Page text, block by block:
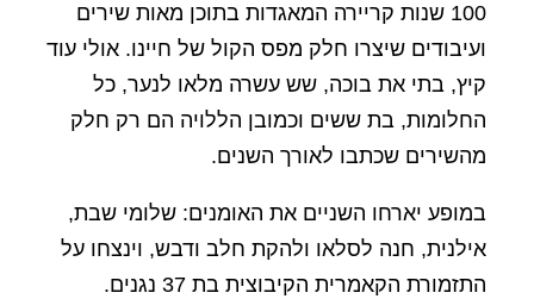
100 שנות קריירה המאגדות בתוכן מאות שירים
ועיבודים שיצרו חלק מפס הקול של חיינו. אולי עוד
קיץ, בתי את בוכה, שש עשרה מלאו לנער, כל
החלומות, בת ששים וכמובן הללויה הם רק חלק
מהשירים שכתבו לאורך השנים.
במופע יארחו השניים את האומנים: שלומי שבת,
אילנית, חנה לסלאו ולהקת חלב ודבש, וינצחו על
התזמורת הקאמרית הקיבוצית בת 37 נגנים.